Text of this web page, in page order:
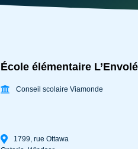
École élémentaire
Conseil scolaire Viamonde
1799, rue Ottawa